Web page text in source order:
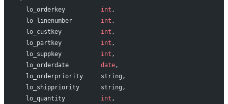
  lo_orderkey
int ,
  lo_linenumber
int ,
  lo_custkey
int ,
  lo_partkey
int ,
  lo_suppkey
int ,
  lo_orderdate
date,
  lo_orderpriority     string,
  lo_shippriority      string,
  lo_quantity
int ,